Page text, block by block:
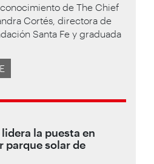
de The Chief
Cortés, directora de
Santa Fe y graduada
la puesta en
parque solar de